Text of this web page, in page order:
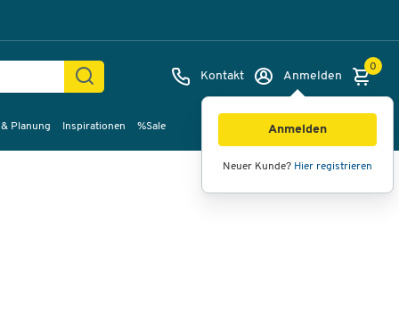
Kontakt Anmelden
Anmelden
Neuer Kunde? Hier registrieren
0
Planung Inspirationen %Sale
Bilder Videos 360°-Ansicht